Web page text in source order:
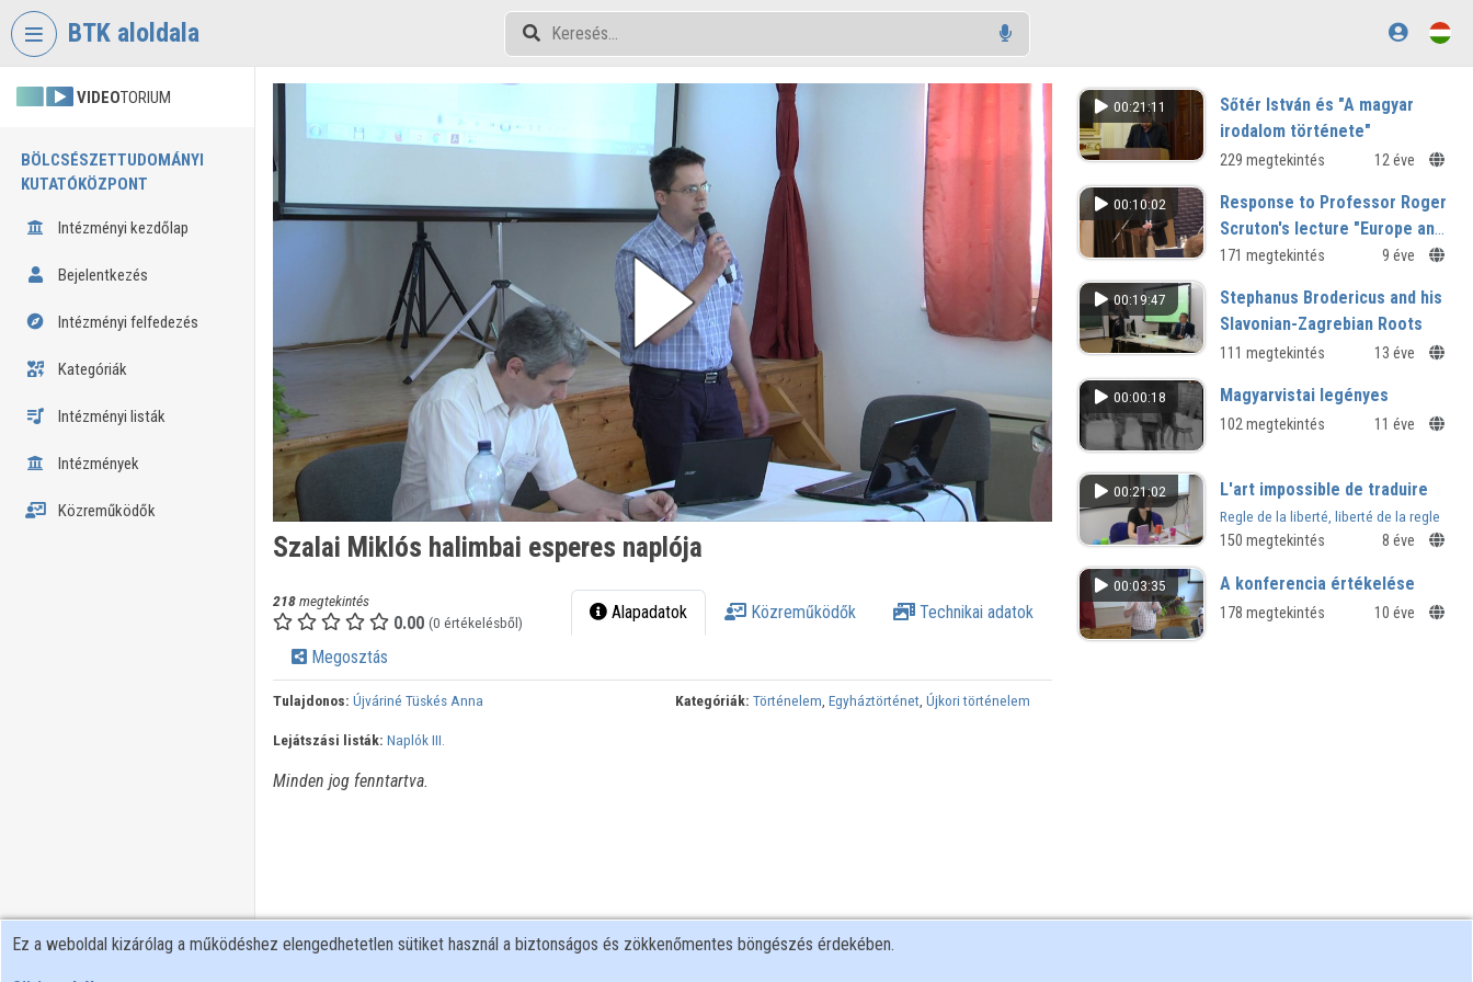
Fejléc kihagyása
BTK aloldala
VIDEOTORIUM
BÖLCSÉSZETTUDOMÁNYI
KUTATÓKÖZPONT
Intézményi kezdőlap
Bejelentkezés
Intézményi felfedezés
Kategóriák
Intézményi listák
Intézmények
Közreműködők
Szalai Miklós halimbai esperes naplója
218megtekintés
0.00 (0 értékelésből) Alapadatok Közreműködők Technikai adatok
Megosztás
Tulajdonos: Újváriné Tüskés Anna Kategóriák: Történelem,Egyháztörténet,Újkori történelem
Lejátszási listák: Naplók III.
Minden jog fenntartva.
00:21:11
Sőtér István és "A magyar
irodalom története"
229 megtekintés 12 éve
00:10:02
Response to Professor Roger
Scruton's lecture "Europe and
the Conservative Cause"
171 megtekintés 9 éve
00:19:47
Stephanus Brodericus and his
Slavonian-Zagrebian Roots
111 megtekintés 13 éve
00:00:18 Magyarvistai legényes
102 megtekintés 11 éve
00:21:02 L'art impossible de traduire
Regle de la liberté, liberté de la regle
chez D'Alembert
150 megtekintés 8 éve
00:03:35 A konferencia értékelése
178 megtekintés 10 éve
Ez a weboldal kizárólag a működéshez elengedhetetlen sütiket használ a biztonságos és zökkenőmentes böngészés érdekében.